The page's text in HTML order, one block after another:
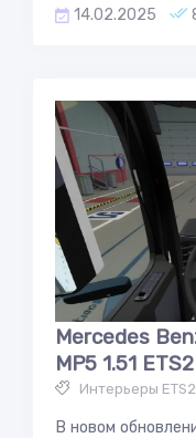
14.02.2025
Mercedes
MP5 1.51 ETS2
Интерьеры ETS2
В новом